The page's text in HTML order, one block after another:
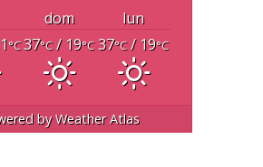
dom
lun
°C37°C/ 19°C 37°C/ 19°C
byWeather Atlas